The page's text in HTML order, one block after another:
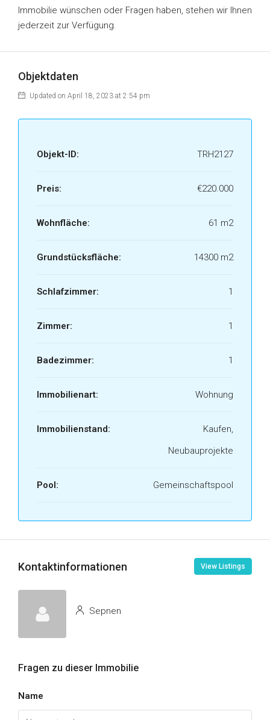
Immobilie wünschen oder Fragen haben, stehen wir Ihnen
jederzeit zur Verfügung.
Objektdaten
Updated on April 18, 2023 at 2:54 pm
Objekt-ID: TRH2127
Preis: €220.000
Wohnfläche: 61 m2
Grundstücksfläche: 14300 m2
Schlafzimmer: 1
Zimmer: 1
Badezimmer: 1
Immobilienart: Wohnung
Immobilienstand:
Kaufen,
Neubauprojekte
Pool: Gemeinschaftspool
Kontaktinformationen View Listings
Sepnen
Fragen zu dieser Immobilie
Name